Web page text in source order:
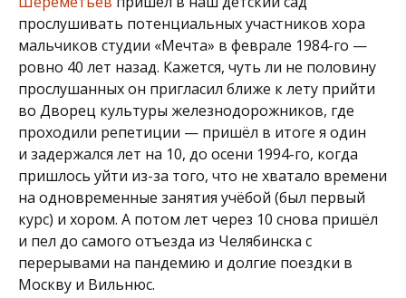
прослушивать потенциальных участников хора
мальчиков студии «Мечта» в феврале 1984-го —
ровно 40 лет назад. Кажется, чуть ли не половину
прослушанных он пригласил ближе к лету прийти
во Дворец культуры железнодорожников, где
проходили репетиции — пришёл в итоге я один
и задержался лет на 10, до осени 1994-го, когда
пришлось уйти из-за того, что не хватало времени
на одновременные занятия учёбой (был первый
курс) и хором. А потом лет через 10 снова пришёл
и пел до самого отъезда из Челябинска с
перерывами на пандемию и долгие поездки в
Москву и Вильнюс.